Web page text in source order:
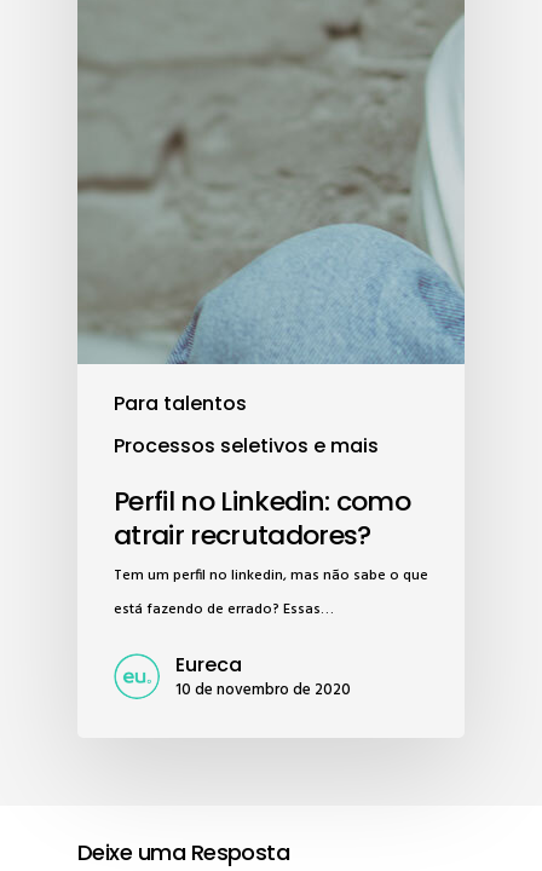
Para talentos
Processos seletivos e mais
Perfil no Linkedin: como
atrair recrutadores?
Tem um perfil no linkedin, mas não sabe o que
está fazendo de errado? Essas…
Eureca
10 de novembro de 2020
Deixe uma Resposta